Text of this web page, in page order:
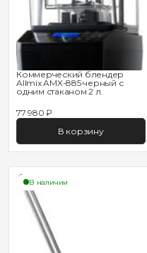
Коммерческий блендер
Allmix AMX-885 черный с
одним стаканом 2 л.
77 980 ₽
В корзину
В наличии